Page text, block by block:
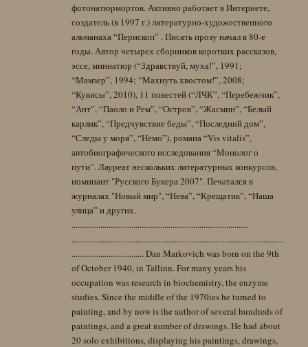
фотонатюрмортов. Активно работает в Интернете,
создатель (в 1997 г.) литературно-художественного
альманаха “Перископ” . Писать прозу начал в 80-е
годы. Автор четырех сборников коротких рассказов,
эссе, миниатюр (“Здравствуй, муха!”, 1991;
“Мамзер”, 1994; “Махнуть хвостом!”, 2008;
“Кукисы”, 2010), 11 повестей (“ЛЧК”, “Перебежчик”,
“Ант”, “Паоло и Рем”, “Остров”, “Жасмин”, “Белый
карлик”, “Предчувствие беды”, “Последний дом”,
“Следы у моря”, “Немо”), романа “Vis vitalis”,
автобиографического исследования “Монолог о
пути”. Лауреат нескольких литературных конкурсов,
номинант "Русского Букера 2007". Печатался в
журналах "Новый мир", “Нева”, “Крещатик”, “Наша
улица” и других.
......................................................................................
.......................................................................................................
................................... Dan Markovich was born on the 9th
of October 1940, in Tallinn. For many years his
occupation was research in biochemistry, the enzyme
studies. Since the middle of the 1970ies he turned to
painting, and by now is the author of several hundreds of
paintings, and a great number of drawings. He had about
20 solo exhibitions, displaying his paintings, drawings,